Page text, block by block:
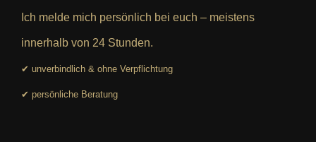
Ich melde mich persönlich bei euch – meistens
innerhalb von 24 Stunden.
✔ unverbindlich & ohne Verpflichtung
✔ persönliche Beratung